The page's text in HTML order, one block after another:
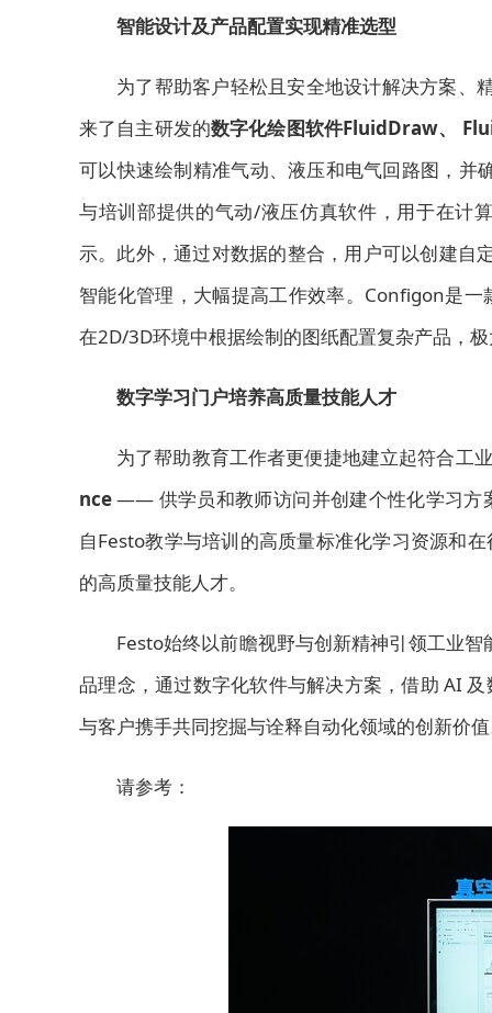
智能设计及产品配置实现精准选型
为了帮助客户轻松且安全地设计解决方案、
来了自主研发的数字化绘图软件FluidDraw、
可以快速绘制精准气动、液压和电气回路图，并
与培训部提供的气动/液压仿真软件，用于在计
示。此外，通过对数据的整合，用户可以创建自
智能化管理，大幅提高工作效率。Configon是
在2D/3D环境中根据绘制的图纸配置复杂产品，
数字学习门户培养高质量技能人才
为了帮助教育工作者更便捷地建立起符合工
nce—— 供学员和教师访问并创建个性化学习方
自Festo教学与培训的高质量标准化学习资源和
的高质量技能人才。
Festo始终以前瞻视野与创新精神引领工业
品理念，通过数字化软件与解决方案，借助 AI
与客户携手共同挖掘与诠释自动化领域的创新价
请参考：